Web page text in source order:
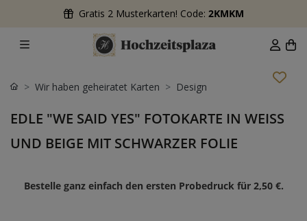
Gratis 2 Musterkarten! Code: 2KMKM
Wir haben geheiratet Karten Design
EDLE "WE SAID YES" FOTOKARTE IN WEISS U
ND BEIGE MIT SCHWARZER FOLIE
Bestelle ganz einfach den ersten Probedruck für 2,50 €.